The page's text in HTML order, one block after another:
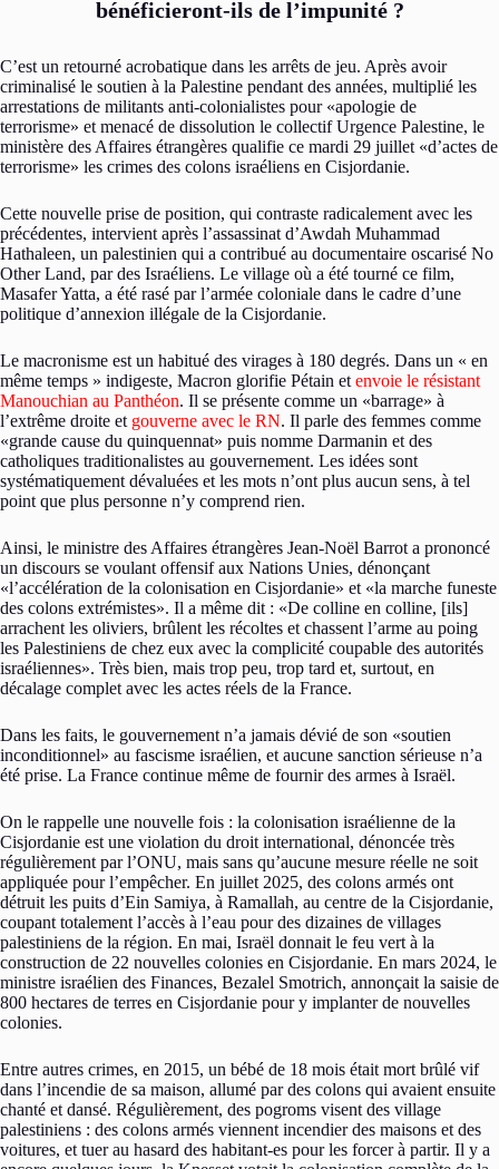
bénéficieront-ils de l’impunité ?
C’est un retourné acrobatique dans les arrêts de jeu. Après avoir
criminalisé le soutien à la Palestine pendant des années, multiplié les
arrestations de militants anti-colonialistes pour «apologie de
terrorisme» et menacé de dissolution le collectif Urgence Palestine, le
ministère des Affaires étrangères qualifie ce mardi 29 juillet «d’actes de
terrorisme» les crimes des colons israéliens en Cisjordanie.
Cette nouvelle prise de position, qui contraste radicalement avec les
précédentes, intervient après l’assassinat d’Awdah Muhammad
Hathaleen, un palestinien qui a contribué au documentaire oscarisé No
Other Land, par des Israéliens. Le village où a été tourné ce film,
Masafer Yatta, a été rasé par l’armée coloniale dans le cadre d’une
politique d’annexion illégale de la Cisjordanie.
Le macronisme est un habitué des virages à 180 degrés. Dans un « en
même temps » indigeste, Macron glorifie Pétain et envoie le résistant
Manouchian au Panthéon. Il se présente comme un «barrage» à
l’extrême droite et gouverne avec le RN. Il parle des femmes comme
«grande cause du quinquennat» puis nomme Darmanin et des
catholiques traditionalistes au gouvernement. Les idées sont
systématiquement dévaluées et les mots n’ont plus aucun sens, à tel
point que plus personne n’y comprend rien.
Ainsi, le ministre des Affaires étrangères Jean-Noël Barrot a prononcé
un discours se voulant offensif aux Nations Unies, dénonçant
«l’accélération de la colonisation en Cisjordanie» et «la marche funeste
des colons extrémistes». Il a même dit : «De colline en colline, [ils]
arrachent les oliviers, brûlent les récoltes et chassent l’arme au poing
les Palestiniens de chez eux avec la complicité coupable des autorités
israéliennes». Très bien, mais trop peu, trop tard et, surtout, en
décalage complet avec les actes réels de la France.
Dans les faits, le gouvernement n’a jamais dévié de son «soutien
inconditionnel» au fascisme israélien, et aucune sanction sérieuse n’a
été prise. La France continue même de fournir des armes à Israël.
On le rappelle une nouvelle fois : la colonisation israélienne de la
Cisjordanie est une violation du droit international, dénoncée très
régulièrement par l’ONU, mais sans qu’aucune mesure réelle ne soit
appliquée pour l’empêcher. En juillet 2025, des colons armés ont
détruit les puits d’Ein Samiya, à Ramallah, au centre de la Cisjordanie,
coupant totalement l’accès à l’eau pour des dizaines de villages
palestiniens de la région. En mai, Israël donnait le feu vert à la
construction de 22 nouvelles colonies en Cisjordanie. En mars 2024, le
ministre israélien des Finances, Bezalel Smotrich, annonçait la saisie de
800 hectares de terres en Cisjordanie pour y implanter de nouvelles
colonies.
Entre autres crimes, en 2015, un bébé de 18 mois était mort brûlé vif
dans l’incendie de sa maison, allumé par des colons qui avaient ensuite
chanté et dansé. Régulièrement, des pogroms visent des village
palestiniens : des colons armés viennent incendier des maisons et des
voitures, et tuer au hasard des habitant-es pour les forcer à partir. Il y a